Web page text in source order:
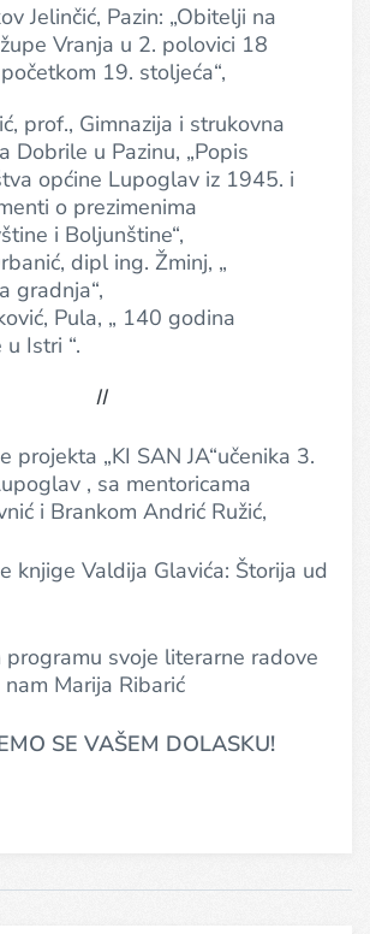
Jelinčić, Pazin: „Obitelji na
Vranja u 2. polovici 18
19. stoljeća“,
prof., Gimnazija i strukovna
Dobrile u Pazinu, „Popis
općine Lupoglav iz 1945. i
o prezimenima
i Boljunštine“,
dipl ing. Žminj, „
gradnja“,
Pula, „ 140 godina
u Istri “.
II
projekta „KI SAN JA“učenika 3.
, sa mentoricama
i Brankom Andrić Ružić,
knjige Valdija Glavića: Štorija ud
svoje literarne radove
Marija Ribarić
SE VAŠEM DOLASKU!